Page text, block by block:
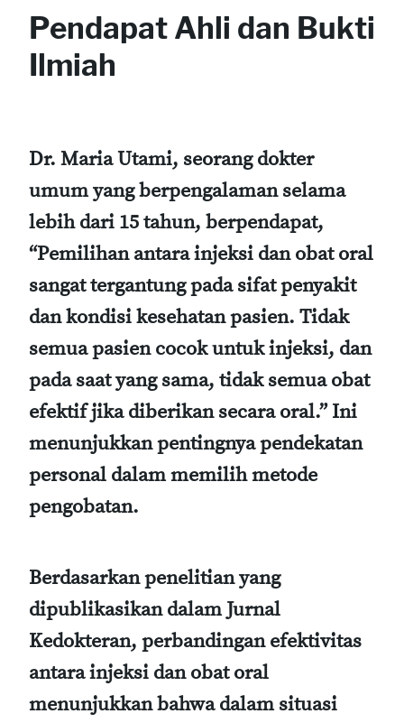
Pendapat Ahli dan Bukti
Ilmiah
Dr. Maria Utami, seorang dokter
umum yang berpengalaman selama
lebih dari 15 tahun, berpendapat,
“Pemilihan antara injeksi dan obat oral
sangat tergantung pada sifat penyakit
dan kondisi kesehatan pasien. Tidak
semua pasien cocok untuk injeksi, dan
pada saat yang sama, tidak semua obat
efektif jika diberikan secara oral.” Ini
menunjukkan pentingnya pendekatan
personal dalam memilih metode
pengobatan.
Berdasarkan penelitian yang
dipublikasikan dalam Jurnal
Kedokteran, perbandingan efektivitas
antara injeksi dan obat oral
menunjukkan bahwa dalam situasi